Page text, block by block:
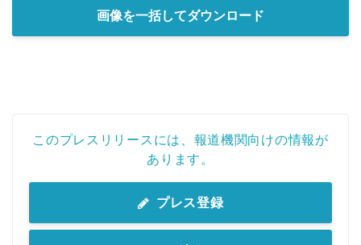
画像を一括してダウンロード
このプレスリリースには、報道機関向けの情報が
あります。
プレス登録